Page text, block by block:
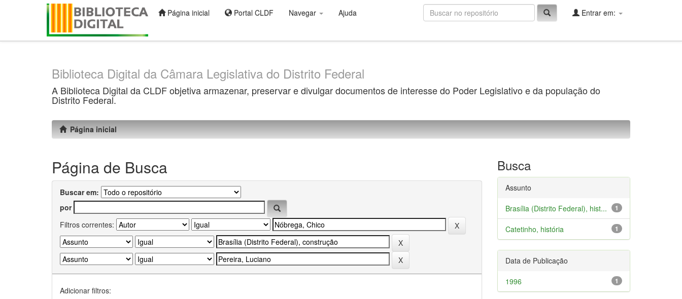
Página inicial Portal CLDF Navegar Ajuda Entrar em:
Biblioteca Digital da Câmara Legislativa do Distrito Federal
A Biblioteca Digital da CLDF objetiva armazenar, preservar e divulgar documentos de interesse do Poder Legislativo e da população do
Distrito Federal.
Página inicial
Página de Busca
Buscar em:
por
Filtros correntes:
Adicionar filtros:
Busca
Assunto
1
Brasília (Distrito Federal), hist...
1
Catetinho, história
Data de Publicação
1
1996